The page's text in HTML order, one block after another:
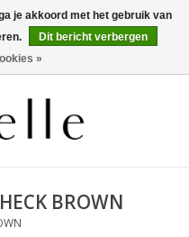
0 Artikelen - €0,00
BROWN
je akkoord met het gebruik van
Dit bericht verbergen
»